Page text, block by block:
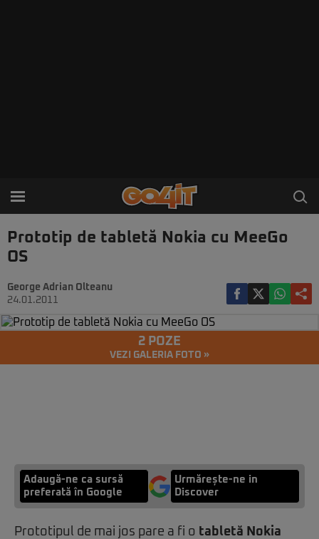
Prototip de tabletă Nokia cu MeeGo
OS
George Adrian Olteanu
24.01.2011
2 POZE
VEZI GALERIA FOTO »
Adaugă-ne ca sursă
preferată în Google
Urmărește-ne in
Discover
Prototipul de mai jos pare a fi o tabletă Nokia